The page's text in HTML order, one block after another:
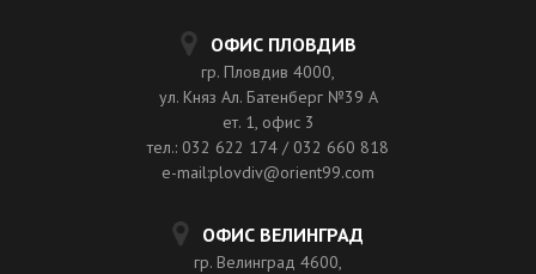
ОФИС ПЛОВДИВ
гр. Пловдив 4000,
ул. Княз Ал. Батенберг №39 A
ет. 1, офис 3
тел.: 032 622 174 / 032 660 818
e-mail:plovdiv@orient99.com
ОФИС ВЕЛИНГРАД
гр. Велинград 4600,